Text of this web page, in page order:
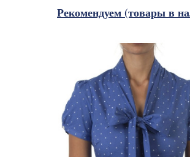
Рекомендуем (товары в